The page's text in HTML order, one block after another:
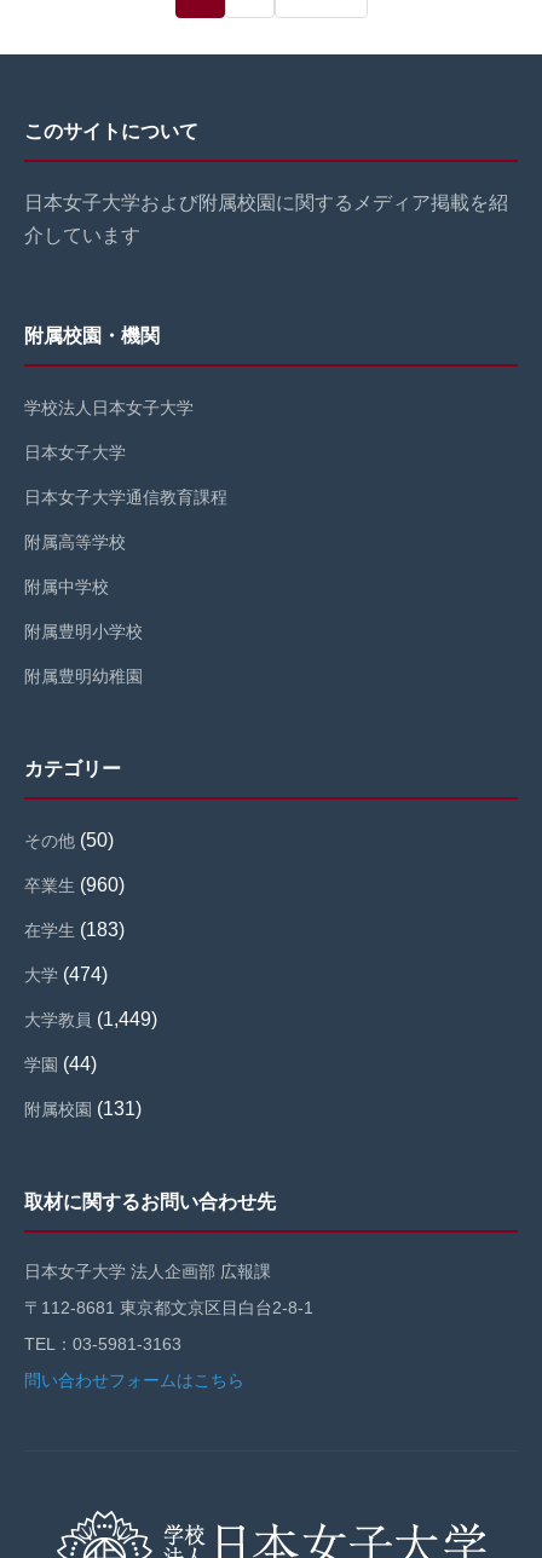
ペ
ジ
り
このサイトについて
日本女子大学および附属校園に関するメディア掲載を紹
介しています
附属校園・機関
学校法人日本女子大学
日本女子大学
日本女子大学通信教育課程
附属高等学校
附属中学校
附属豊明小学校
附属豊明幼稚園
カテゴリー
その他 (50)
卒業生 (960)
在学生 (183)
大学 (474)
大学教員 (1,449)
学園 (44)
附属校園 (131)
取材に関するお問い合わせ先
日本女子大学 法人企画部 広報課
〒112-8681 東京都文京区目白台2-8-1
TEL：03-5981-3163
問い合わせフォームはこちら